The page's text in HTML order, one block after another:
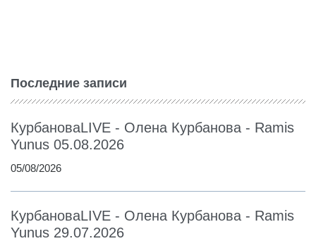
Последние записи
КурбановаLIVE - Олена Курбанова - Ramis
Yunus 05.08.2026
05/08/2026
КурбановаLIVE - Олена Курбанова - Ramis
Yunus 29.07.2026